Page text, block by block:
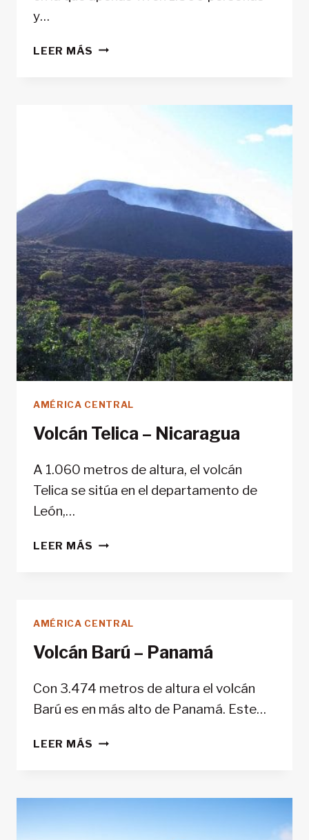
y…
LEER MÁS WEST
AMÉRICA CENTRAL
Volcán Telica – Nicaragua
A 1.060 metros de altura, el volcán
Telica se sitúa en el departamento de
León,…
LEER MÁS VOLCÁN
AMÉRICA CENTRAL
Volcán Barú – Panamá
Con 3.474 metros de altura el volcán
Barú es en más alto de Panamá. Este…
LEER MÁS VOLCÁN